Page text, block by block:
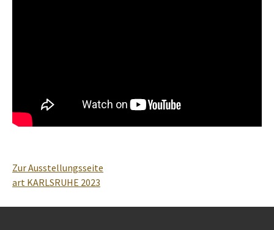
Zur Ausstellungsseite
art KARLSRUHE 2023